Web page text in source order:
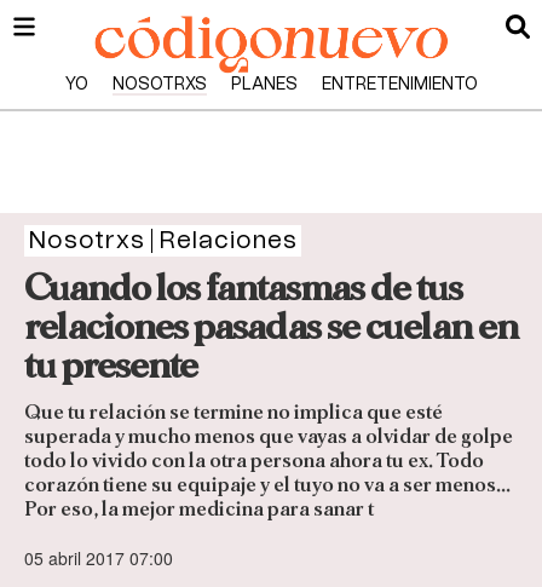
YO NOSOTRXS PLANES ENTRETENIMIENTO
Nosotrxs Relaciones
Cuando los fantasmas de tus
relaciones pasadas se cuelan en
tu presente
Que tu relación se termine no implica que esté
superada y mucho menos que vayas a olvidar de golpe
todo lo vivido con la otra persona ahora tu ex. Todo
corazón tiene su equipaje y el tuyo no va a ser menos...
Por eso, la mejor medicina para sanar t
05 abril 2017 07:00